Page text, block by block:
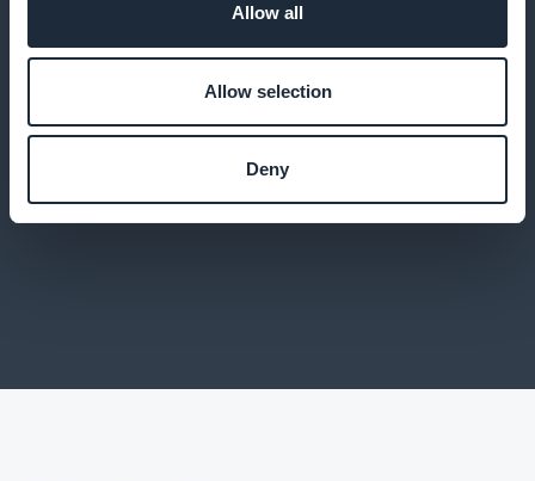
Allow all
Allow selection
Deny
Expérience utilisateur optimale
Offrez une application performante intégrant toutes
les fonctionnalités d'une app native.